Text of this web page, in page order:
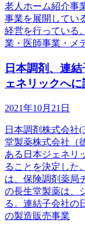
老人ホーム紹介事
事業を展開してい
経営を行っている
業・医師事業・メ
日本調剤、連
ェネリックへ
2021年10月21日
日本調剤株式会社
堂製薬株式会社（
ある日本ジェネリ
ることを決定した
は、保険調剤薬局
の長生堂製薬は、
る。連結子会社の
の製造販売事業